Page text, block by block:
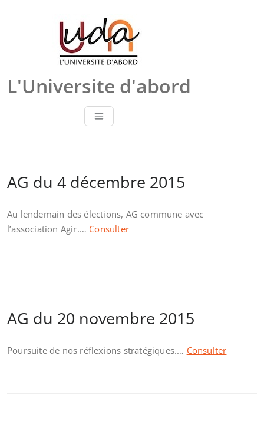
L'Universite d'abord
AG du 4 décembre 2015
Au lendemain des élections, AG commune avec
l’association Agir.… Consulter
AG du 20 novembre 2015
Poursuite de nos réflexions stratégiques.… Consulter